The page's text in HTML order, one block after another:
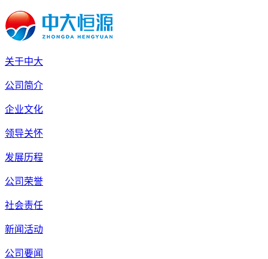
关于中大
公司简介
企业文化
领导关怀
发展历程
公司荣誉
社会责任
新闻活动
公司要闻